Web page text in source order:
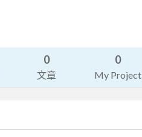
0
文章
0
My Project